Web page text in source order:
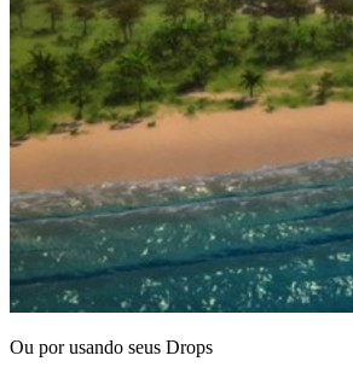
Ou porusando seus Drops